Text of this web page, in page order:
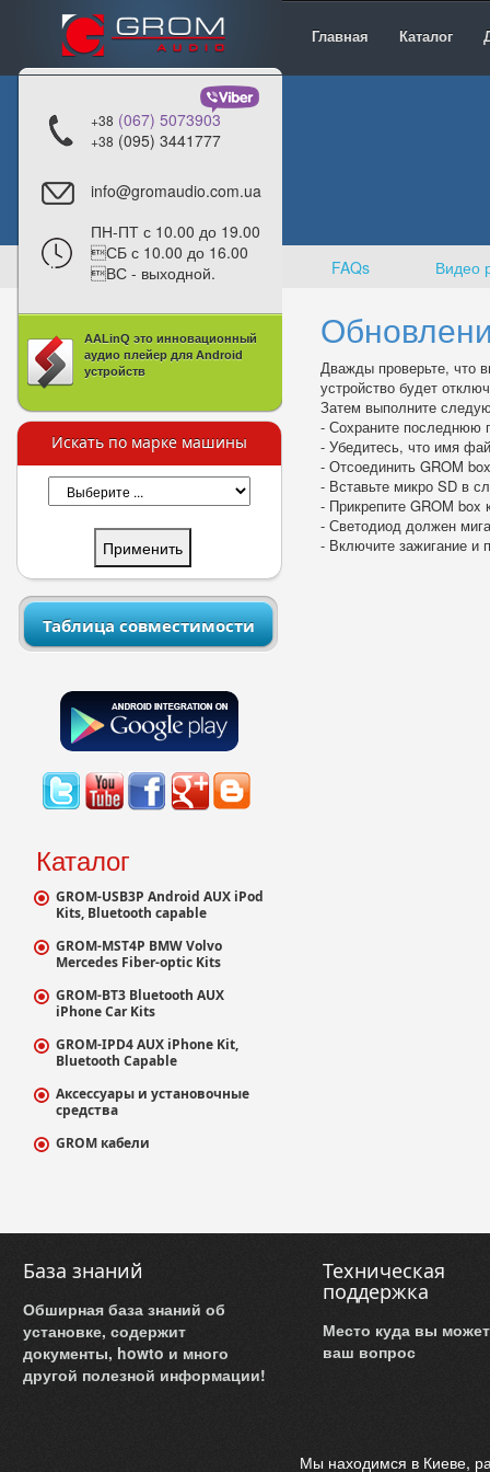
Главная Каталог
+38 (067) 5073903
+38 (095) 3441777
info@gromaudio.com.ua
ПН-ПТ с 10.00 до 19.00
СБ с 10.00 до 16.00
ВС - выходной.
AALinQ это инновационный
аудио плейер для Android
устройств
Искать по марке машины
Таблица совместимости
Каталог
GROM-USB3P Android AUX iPod
Kits, Bluetooth capable
GROM-MST4P BMW Volvo
Mercedes Fiber-optic Kits
GROM-BT3 Bluetooth AUX
iPhone Car Kits
GROM-IPD4 AUX iPhone Kit,
Bluetooth Capable
Аксессуары и установочные
средства
GROM кабели
FAQs Видео
Дважды проверьте, что
устройство будет
Затем выполните
- Сохраните последнюю
- Убедитесь, что имя
- Отсоединить GROM
- Вставьте микро SD в
- Прикрепите GROM
- Светодиод должен
- Включите зажигание и
База знаний
Обширная база знаний об
установке, содержит
документы, howto и много
другой полезной информации!
Техническая
поддержка
Место куда вы
ваш вопрос
Мы находимся в Киеве,